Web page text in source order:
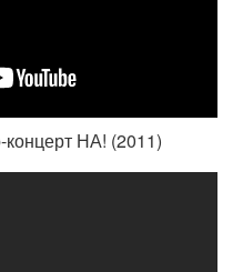
НА! (2011)